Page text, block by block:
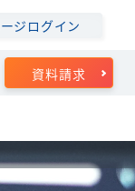
資料請求
ジログイン